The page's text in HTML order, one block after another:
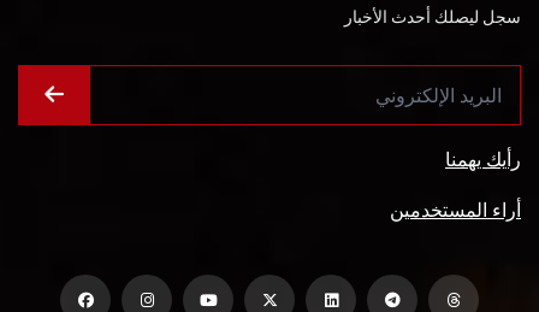
سجل ليصلك أحدث الأخبار
رأيك يهمنا
أراء المستخدمين